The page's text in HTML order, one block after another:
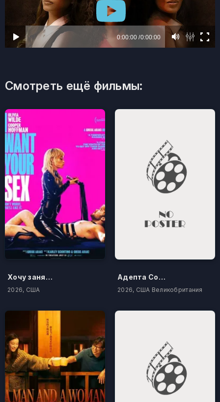
Смотреть ещё фильмы:
Хочу заняться с тобой сексом
2026, США
Адепта Сороритас: Покаяние
2026, США Великобритания